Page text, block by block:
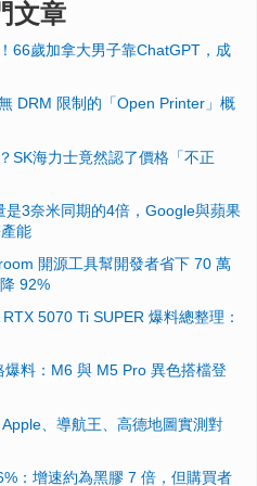
文章
66歲加拿大男子靠ChatGPT，成
DRM 限制的「Open Printer」概
SK海力士竟然認了價格「不正
是3奈米同期的4倍，Google與蘋果
能
開源工具幫開發者省下 70 萬
92%
5070 Ti SUPER 爆料總整理：
料：M6 與 M5 Pro 異色搭檔登
、導航王、高德地圖實測對
：增速約為黑膠 7 倍，但購買者